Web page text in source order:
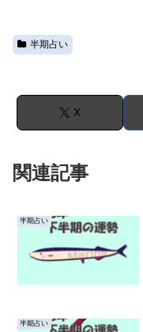
半期占い
X
関連記事
半期占い
半期占い